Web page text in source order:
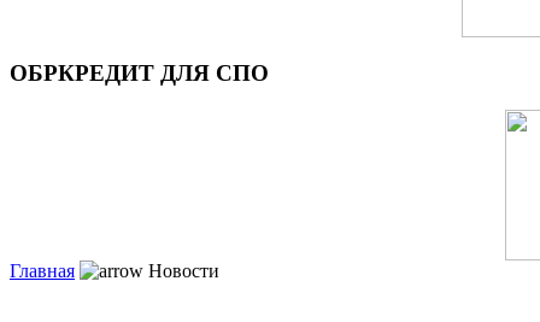
ОБРКРЕДИТ ДЛЯ СПО
Главная Новости